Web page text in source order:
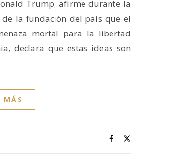
Trump, afirme durante la
la fundación del país que el
mortal para la libertad
declara que estas ideas son
MÁS